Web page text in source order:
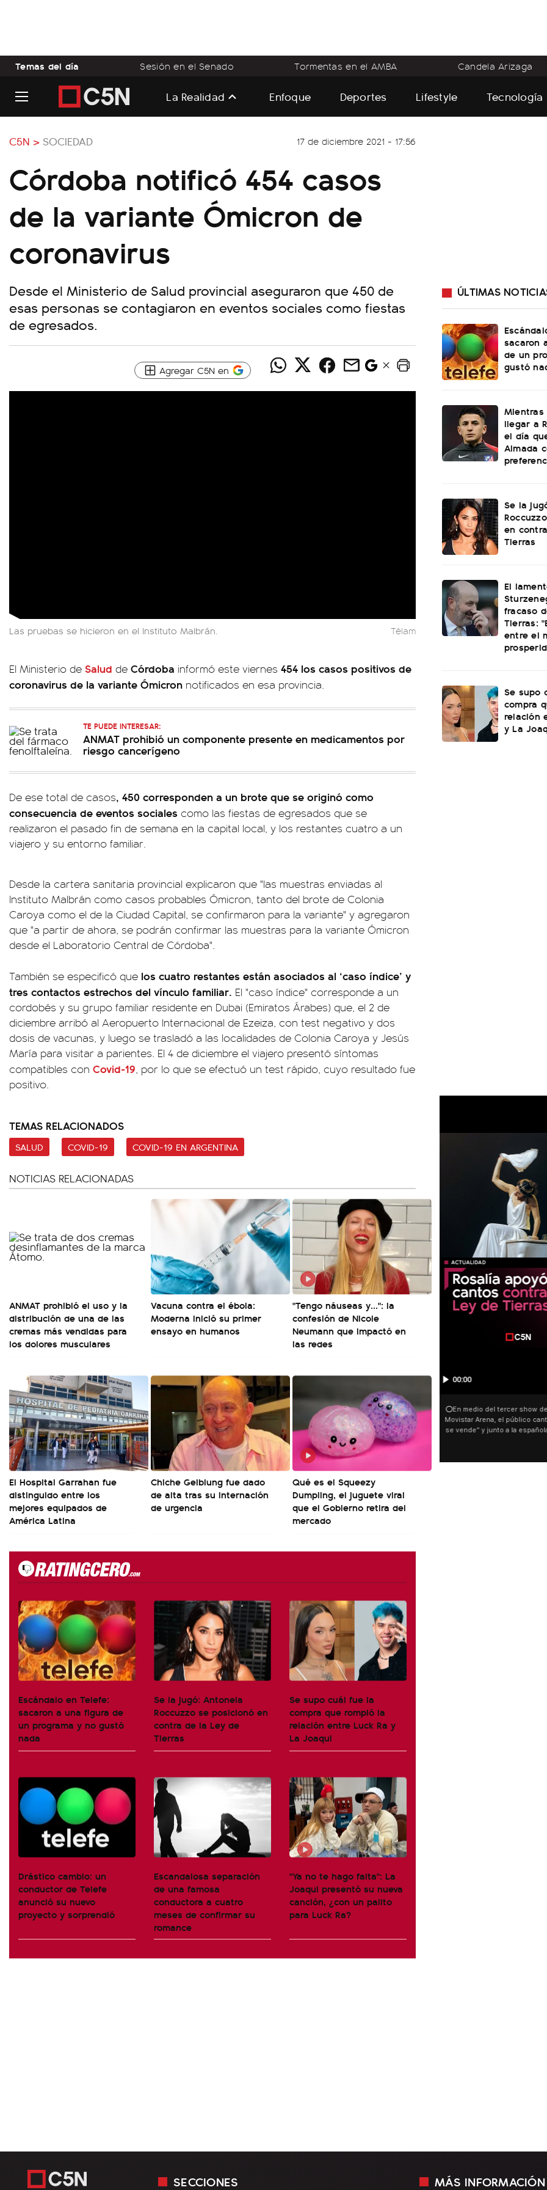
Temas del día Sesión en el Senado Tormentas en el AMBA Candela Arizaga
La Realidad Enfoque Deportes Lifestyle Tecnología
C5N > SOCIEDAD 17 de diciembre 2021 - 17:56
Córdoba notificó 454 casos
de la variante Ómicron de
coronavirus
Desde el Ministerio de Salud provincial aseguraron que 450 de
esas personas se contagiaron en eventos sociales como fiestas
de egresados.
Agregar C5N en
Las pruebas se hicieron en el Instituto Malbrán. Télam
El Ministerio de Salud de Córdoba informó este viernes 454 los casos positivos de
coronavirus de la variante Ómicron notificados en esa provincia.
TE PUEDE INTERESAR:
ANMAT prohibió un componente presente en medicamentos por
riesgo cancerígeno
De ese total de casos, 450 corresponden a un brote que se originó como
consecuencia de eventos sociales como las fiestas de egresados que se
realizaron el pasado fin de semana en la capital local, y los restantes cuatro a un
viajero y su entorno familiar.
Desde la cartera sanitaria provincial explicaron que "las muestras enviadas al
Instituto Malbrán como casos probables Ómicron, tanto del brote de Colonia
Caroya como el de la Ciudad Capital, se confirmaron para la variante" y agregaron
que "a partir de ahora, se podrán confirmar las muestras para la variante Ómicron
desde el Laboratorio Central de Córdoba".
También se especificó que los cuatro restantes están asociados al ‘caso índice’ y
tres contactos estrechos del vínculo familiar. El "caso índice" corresponde a un
cordobés y su grupo familiar residente en Dubai (Emiratos Árabes) que, el 2 de
diciembre arribó al Aeropuerto Internacional de Ezeiza, con test negativo y dos
dosis de vacunas, y luego se trasladó a las localidades de Colonia Caroya y Jesús
María para visitar a parientes. El 4 de diciembre el viajero presentó síntomas
compatibles con Covid-19, por lo que se efectuó un test rápido, cuyo resultado fue
positivo.
TEMAS RELACIONADOS
SALUD COVID-19 COVID-19 EN ARGENTINA
NOTICIAS RELACIONADAS
ANMAT prohibió el uso y la
distribución de una de las
cremas más vendidas para
los dolores musculares
Vacuna contra el ébola:
Moderna inició su primer
ensayo en humanos
"Tengo náuseas y...": la
confesión de Nicole
Neumann que impactó en
las redes
El Hospital Garrahan fue
distinguido entre los
mejores equipados de
América Latina
Chiche Gelblung fue dado
de alta tras su internación
de urgencia
Qué es el Squeezy
Dumpling, el juguete viral
que el Gobierno retira del
mercado
Escándalo en Telefe:
sacaron a una figura de
un programa y no gustó
nada
Se la jugó: Antonela
Roccuzzo se posicionó en
contra de la Ley de
Tierras
Se supo cuál fue la
compra que rompió la
relación entre Luck Ra y
La Joaqui
Drástico cambio: un
conductor de Telefe
anunció su nuevo
proyecto y sorprendió
Escandalosa separación
de una famosa
conductora a cuatro
meses de confirmar su
romance
"Ya no te hago falta": La
Joaqui presentó su nueva
canción, ¿con un palito
para Luck Ra?
ÚLTIMAS
sacaron
de un
gustó
Mientras
llegar a
el día
Almada
Se la
en
Tierras
El
fracaso
Tierras:
entre el
Se supo
compra
relación
y La
00:00
⭕En medio del tercer show
Movistar Arena, el público
se vende” y junto a la
SECCIONES MÁS INFORMACIÓN